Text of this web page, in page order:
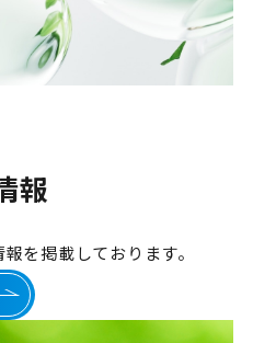
報
を掲載しております。